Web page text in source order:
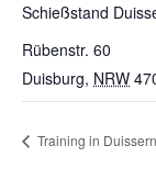
Schieß­stand
Rübenstr. 60
Duisburg, NRW
Trai­ning in Duissern